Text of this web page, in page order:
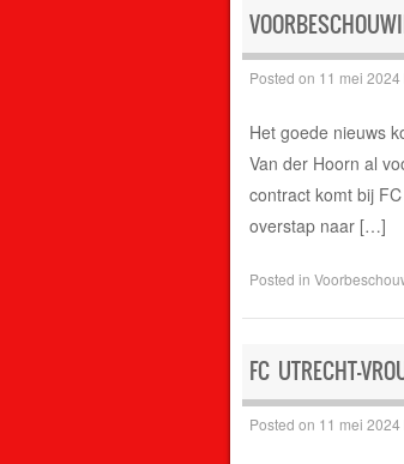
Posted on 11 mei 2024
Het goede nieuws
Van der Hoorn al
contract komt bij
overstap naar […]
Posted in
FC UTRECHT-
Posted on 11 mei 2024